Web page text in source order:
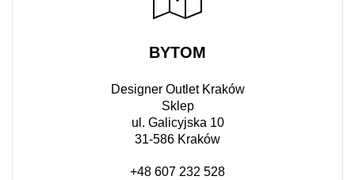
BYTOM
Designer Outlet Kraków
Sklep
ul. Galicyjska 10
31-586 Kraków
+48 607 232 528